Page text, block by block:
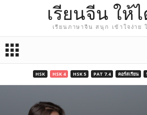
เรียนจีน ให้
เรียนภาษาจีน สนุก เข้าใจง่าย
HSK HSK 4 HSK 5 PAT 7.4 คอร์สเรียน